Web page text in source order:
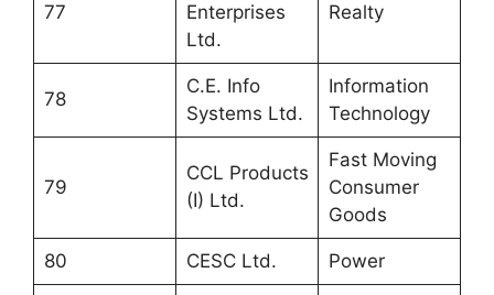
77
Enterprises
Ltd.
Realty
78
C.E. Info
Systems Ltd.
Information
Technology
79
CCL Products
(I) Ltd.
Fast Moving
Consumer
Goods
80 CESC Ltd. Power